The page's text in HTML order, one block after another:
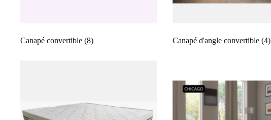
Canapé convertible (8) Canapé d'angle convertible (4)